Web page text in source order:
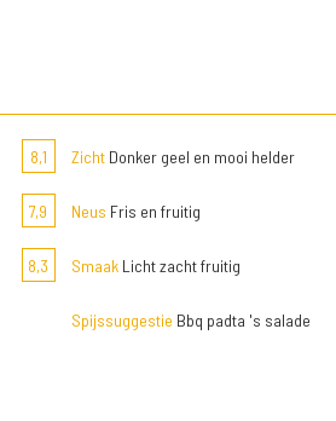
8,1 ZichtDonker geel en mooi helder
7,9 Neus Fris en fruitig
8,3 SmaakLicht zacht fruitig
Spijssuggestie Bbq padta 's salade